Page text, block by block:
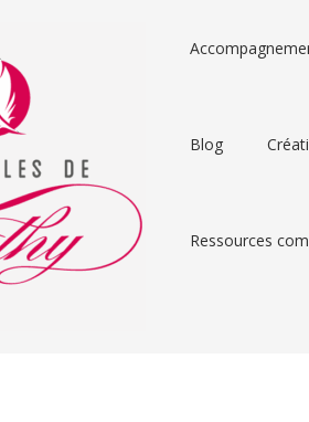
Blog
Ressources